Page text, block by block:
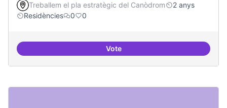
Treballem el pla estratègic del Canòdrom
2 anys
Residències
0 0
VoteRecerca i re-avaluació